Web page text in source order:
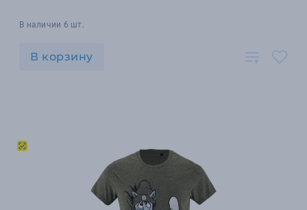
В наличии 6 шт.
В корзину